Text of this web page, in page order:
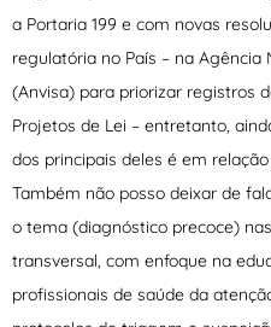
a Portaria 199 e com novas
regulatória no País – na Agência
(Anvisa) para priorizar registros
Projetos de Lei – entretanto,
dos principais deles é em
Também não posso deixar de
o tema (diagnóstico precoce)
transversal, com enfoque na
profissionais de saúde da